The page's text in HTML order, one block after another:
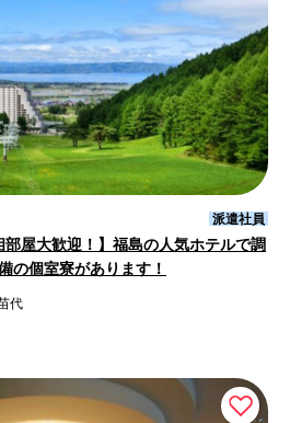
派遣社員
部屋大歓迎！】福島の人気ホテルで調
の個室寮があります！
代